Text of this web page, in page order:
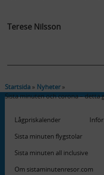
Terese Nilsson
Startsida
Nyheter
Sista minuten och corona – detta
Lågpriskalender
Sista minuten flygstolar
Sista minuten all inclusive
Om sistaminutenresor.com